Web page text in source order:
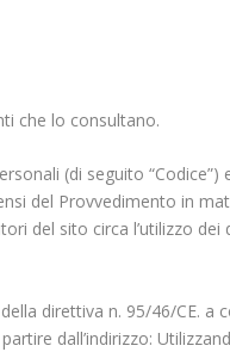
che lo consultano.
(di seguito “Codice”)
del Provvedimento in
del sito circa l’utilizzo dei
direttiva n. 95/46/CE. a
dall’indirizzo: